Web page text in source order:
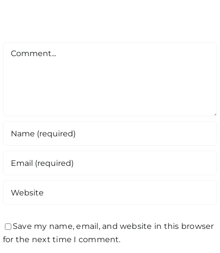
Comment
Save my name, email, and website in this browser
for the next time I comment.